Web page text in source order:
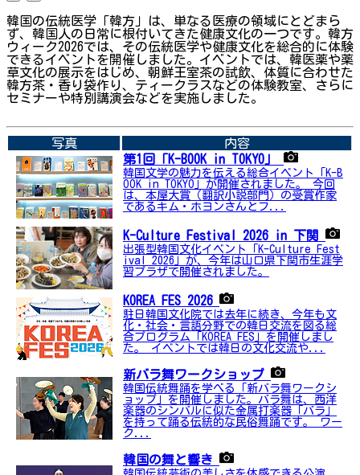
韓国の伝統医学「韓方」は、単なる医療の領域にとどまら
ず、韓国人の日常に根付いてきた健康文化の一つです。韓方
ウィーク2026では、その伝統医学や健康文化を総合的に体験
できるイベントを開催しました。イベントでは、韓医薬や薬
草文化の展示をはじめ、朝鮮王室茶の試飲、体質に合わせた
韓方茶・香り袋作り、ティークラスなどの体験教室、さらに
セミナーや特別講演会などを実施しました。
写真
内容
第1回「K-BOOK in TOKYO」
韓国文学の魅力を伝える総合イベント「K-B
OOK in TOKYO」が開催されました。 今回
は、本屋大賞（翻訳小説部門）の受賞作家
であるキム・ホヨンさんとフ...
K-Culture Festival 2026 in 下関
出張型韓国文化イベント「K-Culture Fest
ival 2026」が、今年は山口県下関市生涯学
習プラザで開催されました。
KOREA FES 2026
駐日韓国文化院では去年に続き、今年も文
化・社会・言語分野での韓日交流を図る総
合プログラム「KOREA FES」を開催しまし
た。 イベントでは韓日の文化交流や...
新バラ舞ワークショップ
韓国伝統舞踊を学べる「新バラ舞ワークシ
ョップ」を開催しました。バラ舞は、西洋
楽器のシンバルに似た金属打楽器「バラ」
を持って踊る伝統的な民俗舞踊です。 ワー
ク...
韓国の舞と響き